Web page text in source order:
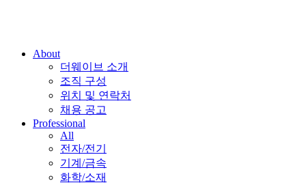
About
더웨이브 소개
조직 구성
위치 및 연락처
채용 공고
Professional
All
전자/전기
기계/금속
화학/소재